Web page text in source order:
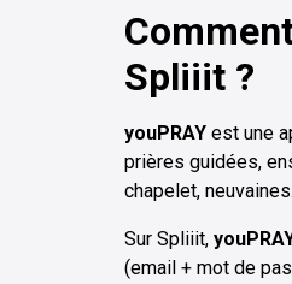
Spliiit ?
youPRAY est une
prières guidées,
chapelet,
Sur Spliiit,
(email + mot de